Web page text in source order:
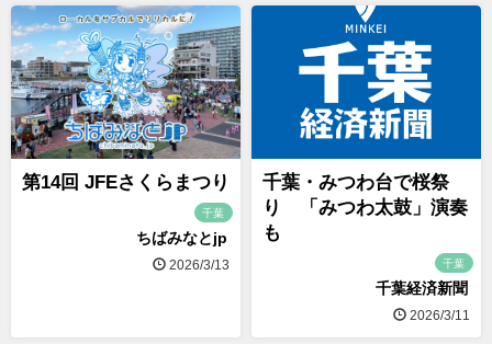
第14回 JFEさくらまつり
千葉
ちばみなとjp
2026/3/13
千葉・みつわ台で桜祭
り 「みつわ太鼓」演奏
も
千葉
千葉経済新聞
2026/3/11